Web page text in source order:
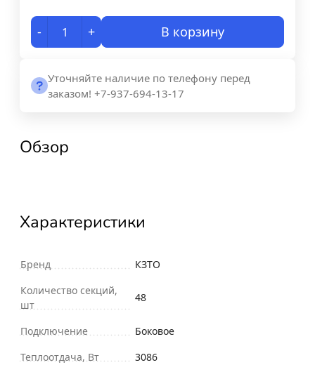
- + В корзину
Уточняйте наличие по телефону перед
заказом! +7-937-694-13-17
Обзор
Характеристики
Бренд
КЗТО
Количество секций,
шт
48
Подключение
Боковое
Теплоотдача, Вт
3086